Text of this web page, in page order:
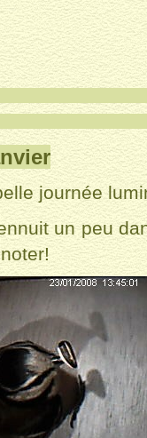
journée
un peu